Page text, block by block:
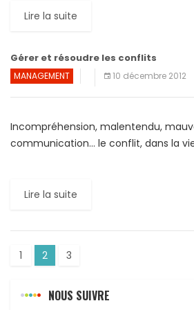
Lire la suite
Gérer et résoudre les conflits
MANAGEMENT 10 décembre 2012
Incompréhension, malentendu,
communication… le conflit, dans la
Lire la suite
1 2 3
NOUS SUIVRE